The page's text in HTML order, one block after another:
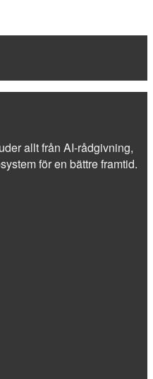
allt från AI-rådgivning,
för en bättre framtid.